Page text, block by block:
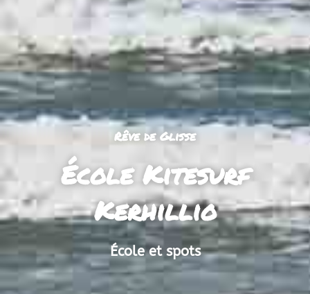
Rêve de Glisse
École Kitesurf
Kerhillio
École et spots